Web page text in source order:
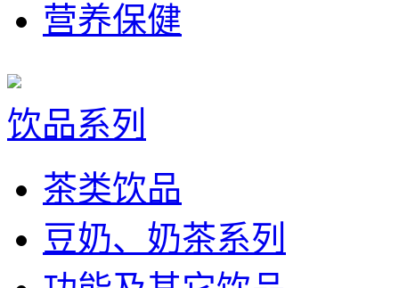
营养保健
饮品系列
茶类饮品
豆奶、奶茶系列